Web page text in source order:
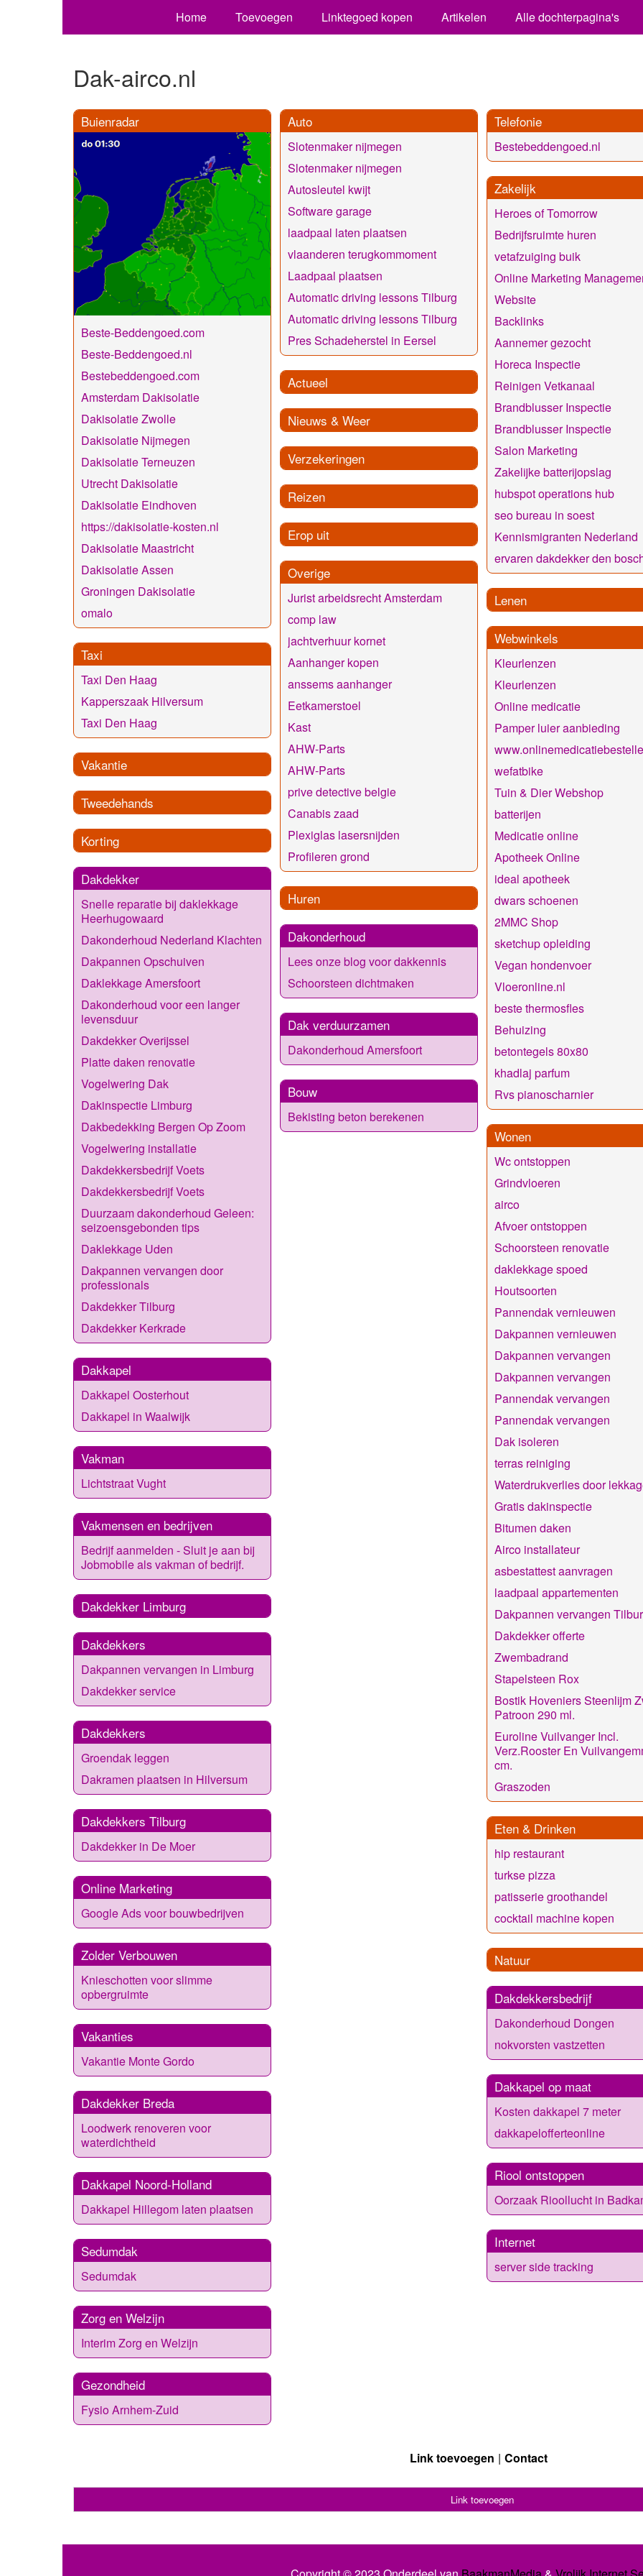
Home Toevoegen Linktegoed kopen Artikelen Alle dochterpagina's
Dak-airco.nl
Buienradar
Beste-Beddengoed.com
Beste-Beddengoed.nl
Bestebeddengoed.com
Amsterdam Dakisolatie
Dakisolatie Zwolle
Dakisolatie Nijmegen
Dakisolatie Terneuzen
Utrecht Dakisolatie
Dakisolatie Eindhoven
https://dakisolatie-kosten.nl
Dakisolatie Maastricht
Dakisolatie Assen
Groningen Dakisolatie
omalo
Taxi
Taxi Den Haag
Kapperszaak Hilversum
Taxi Den Haag
Vakantie
Tweedehands
Korting
Dakdekker
Snelle reparatie bij daklekkage
Heerhugowaard
Dakonderhoud Nederland Klachten
Dakpannen Opschuiven
Daklekkage Amersfoort
Dakonderhoud voor een langer
levensduur
Dakdekker Overijssel
Platte daken renovatie
Vogelwering Dak
Dakinspectie Limburg
Dakbedekking Bergen Op Zoom
Vogelwering installatie
Dakdekkersbedrijf Voets
Dakdekkersbedrijf Voets
Duurzaam dakonderhoud Geleen:
seizoensgebonden tips
Daklekkage Uden
Dakpannen vervangen door
professionals
Dakdekker Tilburg
Dakdekker Kerkrade
Dakkapel
Dakkapel Oosterhout
Dakkapel in Waalwijk
Vakman
Lichtstraat Vught
Vakmensen en bedrijven
Bedrijf aanmelden - Sluit je aan bij
Jobmobile als vakman of bedrijf.
Dakdekker Limburg
Dakdekkers
Dakpannen vervangen in Limburg
Dakdekker service
Dakdekkers
Groendak leggen
Dakramen plaatsen in Hilversum
Dakdekkers Tilburg
Dakdekker in De Moer
Online Marketing
Google Ads voor bouwbedrijven
Zolder Verbouwen
Knieschotten voor slimme
opbergruimte
Vakanties
Vakantie Monte Gordo
Dakdekker Breda
Loodwerk renoveren voor
waterdichtheid
Dakkapel Noord-Holland
Dakkapel Hillegom laten plaatsen
Sedumdak
Sedumdak
Zorg en Welzijn
Interim Zorg en Welzijn
Gezondheid
Fysio Arnhem-Zuid
Auto
Slotenmaker nijmegen
Slotenmaker nijmegen
Autosleutel kwijt
Software garage
laadpaal laten plaatsen
vlaanderen terugkommoment
Laadpaal plaatsen
Automatic driving lessons Tilburg
Automatic driving lessons Tilburg
Pres Schadeherstel in Eersel
Actueel
Nieuws & Weer
Verzekeringen
Reizen
Erop uit
Overige
Jurist arbeidsrecht Amsterdam
comp law
jachtverhuur kornet
Aanhanger kopen
anssems aanhanger
Eetkamerstoel
Kast
AHW-Parts
AHW-Parts
prive detective belgie
Canabis zaad
Plexiglas lasersnijden
Profileren grond
Huren
Dakonderhoud
Lees onze blog voor dakkennis
Schoorsteen dichtmaken
Dak verduurzamen
Dakonderhoud Amersfoort
Bouw
Bekisting beton berekenen
Telefonie
Bestebeddengoed.nl
Zakelijk
Heroes of Tomorrow
Bedrijfsruimte huren
vetafzuiging buik
Online Marketing
Website
Backlinks
Aannemer gezocht
Horeca Inspectie
Reinigen Vetkanaal
Brandblusser Inspectie
Brandblusser Inspectie
Salon Marketing
Zakelijke batterijopslag
hubspot operations hub
seo bureau in soest
Kennismigranten Nederland
ervaren dakdekker den
Lenen
Webwinkels
Kleurlenzen
Kleurlenzen
Online medicatie
Pamper luier aanbieding
wefatbike
Tuin & Dier Webshop
batterijen
Medicatie online
Apotheek Online
ideal apotheek
dwars schoenen
2MMC Shop
sketchup opleiding
Vegan hondenvoer
Vloeronline.nl
beste thermosfles
Behuizing
betontegels 80x80
khadlaj parfum
Rvs pianoscharnier
Wonen
Wc ontstoppen
Grindvloeren
airco
Afvoer ontstoppen
Schoorsteen renovatie
daklekkage spoed
Houtsoorten
Pannendak vernieuwen
Dakpannen vernieuwen
Dakpannen vervangen
Dakpannen vervangen
Pannendak vervangen
Pannendak vervangen
Dak isoleren
terras reiniging
Waterdrukverlies door
Gratis dakinspectie
Bitumen daken
Airco installateur
asbestattest aanvragen
laadpaal appartementen
Dakpannen vervangen
Dakdekker offerte
Zwembadrand
Stapelsteen Rox
Bostik Hoveniers Steenlijm
Patroon 290 ml.
Euroline Vuilvanger Incl.
Verz.Rooster En
cm.
Graszoden
Eten & Drinken
hip restaurant
turkse pizza
patisserie groothandel
cocktail machine kopen
Natuur
Dakdekkersbedrijf
Dakonderhoud Dongen
nokvorsten vastzetten
Dakkapel op maat
Kosten dakkapel 7 meter
dakkapelofferteonline
Riool ontstoppen
Oorzaak Rioollucht in
Internet
server side tracking
Link toevoegen Contact
Link toevoegen